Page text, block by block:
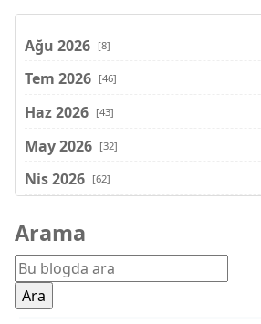
Ağu 2026 [8]
Tem 2026 [46]
Haz 2026 [43]
May 2026 [32]
Nis 2026 [62]
Şub 2026
Oca 2026 [72]
Ara 2025
Arama